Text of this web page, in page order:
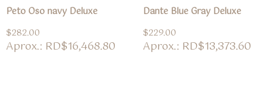
Peto Oso navy Deluxe
$282.00
Aprox.: RD$16,468.80
Dante Blue Gray Deluxe
$229.00
Aprox.: RD$13,373.60